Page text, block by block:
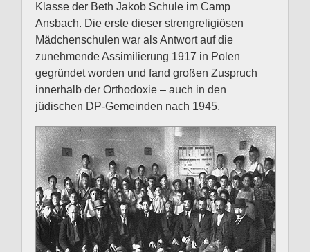
Klasse der Beth Jakob Schule im Camp
Ansbach. Die erste dieser strengreligiösen
Mädchenschulen war als Antwort auf die
zunehmende Assimilierung 1917 in Polen
gegründet worden und fand großen Zuspruch
innerhalb der Orthodoxie – auch in den
jüdischen DP-Gemeinden nach 1945.